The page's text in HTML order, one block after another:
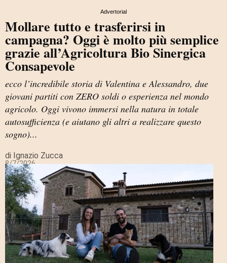
Advertorial
Mollare tutto e trasferirsi in
campagna? Oggi è molto più semplice
grazie all’Agricoltura Bio Sinergica
Consapevole
ecco l’incredibile storia di Valentina e Alessandro, due
giovani partiti con ZERO soldi o esperienza nel mondo
agricolo. Oggi vivono immersi nella natura in totale
autosufficienza (e aiutano gli altri a realizzare questo
sogno)...
di Ignazio Zucca
8/7/2026